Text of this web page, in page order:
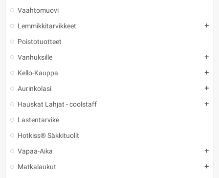
Vaahtomuovi
Lemmikkitarvikkeet
add
Poistotuotteet
Vanhuksille
add
Kello-Kauppa add
Aurinkolasi add
Hauskat Lahjat - coolstaff add
Lastentarvike
Hotkiss® Säkkituolit
Vapaa-Aika
add
Matkalaukut add